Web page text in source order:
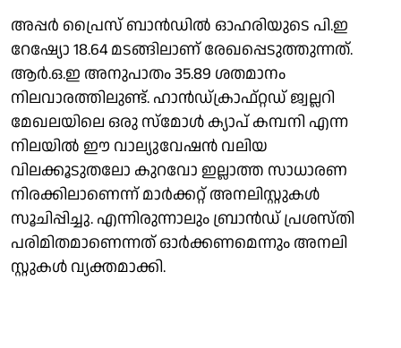
അപ്പർ പ്രൈസ് ബാൻഡിൽ ഓഹരിയുടെ പി.ഇ
റേഷ്യോ 18.64 മടങ്ങിലാണ് രേഖപ്പെടുത്തുന്നത്.
ആർ.ഒ.ഇ അനുപാതം 35.89 ശതമാനം
നിലവാരത്തിലുണ്ട്. ഹാൻഡ്ക്രാഫ്റ്റഡ് ജ്വല്ലറി
മേഖലയിലെ ഒരു സ്മോൾ ക്യാപ് കമ്പനി എന്ന
നിലയിൽ ഈ വാല്യുവേഷൻ വലിയ
വിലക്കൂടുതലോ കുറവോ ഇല്ലാത്ത സാധാരണ
നിരക്കിലാണെന്ന് മാർക്കറ്റ് അനലി​സ്റ്റുകൾ
സൂചിപ്പിച്ചു. എന്നിരുന്നാലും ബ്രാൻഡ് പ്രശസ്തി
പരിമിതമാണെന്നത് ഓർക്കണമെന്നും അനലി​
സ്റ്റുകൾ വ്യക്തമാക്കി.